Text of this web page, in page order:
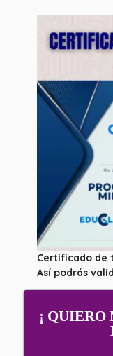
Certificado de
Así podrás
¡ QUIERO